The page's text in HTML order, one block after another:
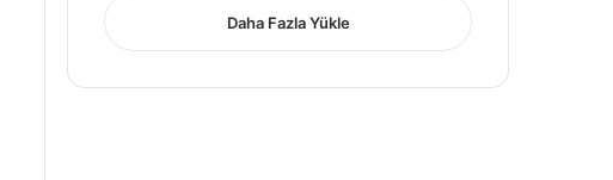
Daha Fazla Yükle